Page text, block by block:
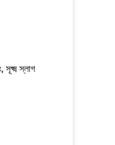
সূক্ষ্ম স্লাগ